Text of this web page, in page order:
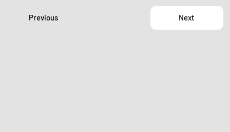
Previous Next